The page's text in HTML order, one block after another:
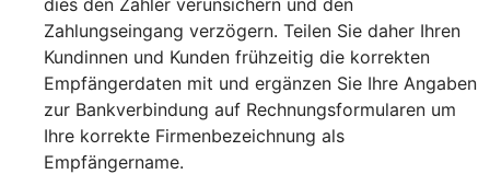
Zahlungseingang verzögern. Teilen Sie daher Ihren
Kundinnen und Kunden frühzeitig die korrekten
Empfängerdaten mit und ergänzen Sie Ihre Angaben
zur Bankverbindung auf Rechnungsformularen um
Ihre korrekte Firmenbezeichnung als
Empfängername.